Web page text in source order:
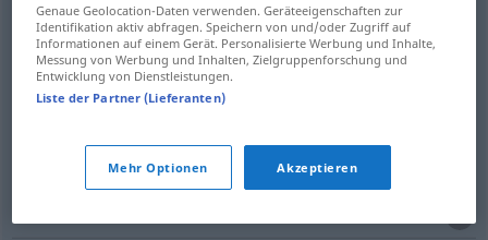
sbloccare,svincolare freigeben Sperre aufheben
freigebenöffnen
Genaue Geolocation-Daten verwenden. Geräteeigenschaften zur
Identifikation aktiv abfragen. Speichern von und/oder Zugriff auf
Informationen auf einem Gerät. Personalisierte Werbung und Inhalte,
Messung von Werbung und Inhalten, Zielgruppenforschung und
Entwicklung von Dienstleistungen.
Liste der Partner (Lieferanten)
Mehr Optionen Akzeptieren